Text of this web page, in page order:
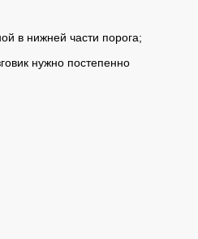
в нижней части порога;
нужно постепенно